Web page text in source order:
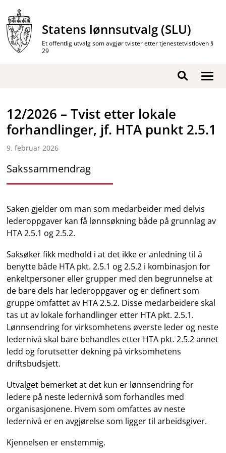
innhold
Statens lønnsutvalg (SLU)
Et offentlig utvalg som avgjør tvister etter tjenestetvistloven §
29
Vis
Søk
12/2026 – Tvist etter lokale
forhandlinger, jf. HTA punkt 2.5.1
9. februar 2026
Sakssammendrag
Saken gjelder om man som medarbeider med delvis
lederoppgaver kan få lønnsøkning både på grunnlag av
HTA 2.5.1 og 2.5.2.
Saksøker fikk medhold i at det ikke er anledning til å
benytte både HTA pkt. 2.5.1 og 2.5.2 i kombinasjon for
enkeltpersoner eller grupper med den begrunnelse at
de bare dels har lederoppgaver og er definert som
gruppe omfattet av HTA 2.5.2. Disse medarbeidere skal
tas ut av lokale forhandlinger etter HTA pkt. 2.5.1.
Lønnsendring for virksomhetens øverste leder og neste
ledernivå skal bare behandles etter HTA pkt. 2.5.2 annet
ledd og forutsetter dekning på virksomhetens
driftsbudsjett.
Utvalget bemerket at det kun er lønnsendring for
ledere på neste ledernivå som forhandles med
organisasjonene. Hvem som omfattes av neste
ledernivå er en avgjørelse som ligger til arbeidsgiver.
Kjennelsen er enstemmig.